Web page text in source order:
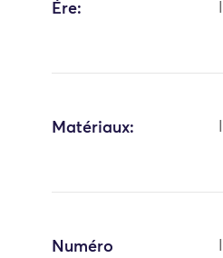
Ère:
Matériaux:
Numéro